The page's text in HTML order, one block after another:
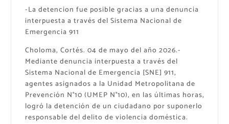
-La detencion fue posible gracias a una denuncia
interpuesta a través del Sistema Nacional de
Emergencia 911
Choloma, Cortés. 04 de mayo del año 2026.-
Mediante denuncia interpuesta a través del
Sistema Nacional de Emergencia [SNE] 911,
agentes asignados a la Unidad Metropolitana de
Prevención N°10 (UMEP N°10), en las últimas horas,
logró la detención de un ciudadano por suponerlo
responsable del delito de violencia doméstica.